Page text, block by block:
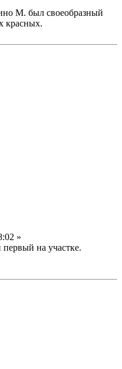
М. был своеобразный
красных.
»
на участке.